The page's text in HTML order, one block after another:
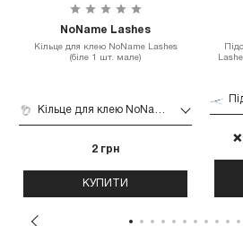
NoName Lashes
Кільце для клею NoName Lashes
(біле 1 шт. мале)
2 грн
КУПИТИ